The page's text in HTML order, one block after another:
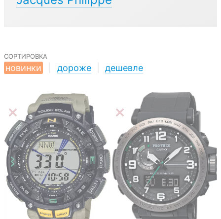
сортировка
новинки
дороже дешевле